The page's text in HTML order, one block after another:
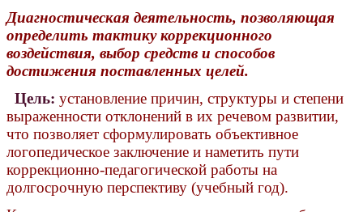
Диагностическая деятельность, позволяющая
определить тактику коррекционного
воздействия, выбор средств и способов
достижения поставленных целей.
Цель: установление причин, структуры и степени
выраженности отклонений в их речевом развитии,
что позволяет сформулировать объективное
логопедическое заключение и наметить пути
коррекционно-педагогической работы на
долгосрочную перспективу (учебный год).